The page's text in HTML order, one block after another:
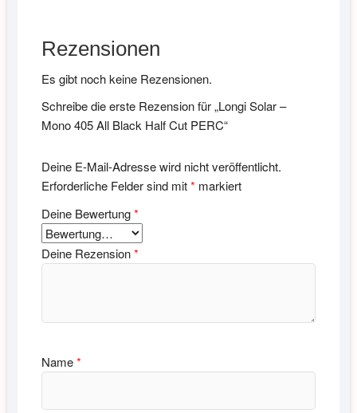
Rezensionen
Es gibt noch keine Rezensionen.
Schreibe die erste Rezension für „Longi Solar –
Mono 405 All Black Half Cut PERC“
Deine E-Mail-Adresse wird nicht veröffentlicht.
Erforderliche Felder sind mit* markiert
Deine Bewertung*
Deine Rezension*
Name*